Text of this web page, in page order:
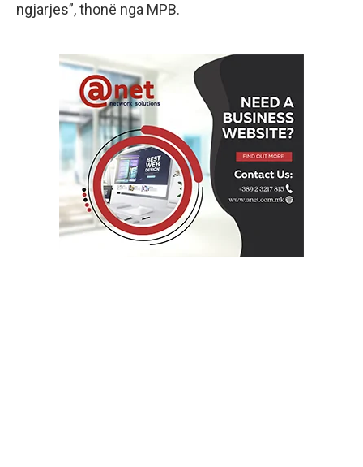
ngjarjes”, thonë nga MPB.